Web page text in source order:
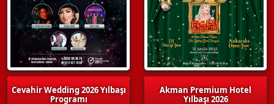
Cevahir Wedding 2026 Yılbaşı
Programı
Akman Premium Hotel
Yılbaşı 2026